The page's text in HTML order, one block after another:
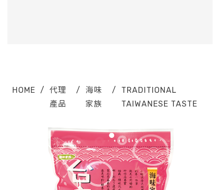
HOME /
代理
產品
/
海味
家族
/
TRADITIONAL
TAIWANESE TASTE